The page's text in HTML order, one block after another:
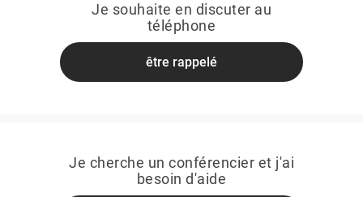
Je souhaite en discuter au
téléphone
être rappelé
Je cherche un conférencier et j'ai
besoin d'aide